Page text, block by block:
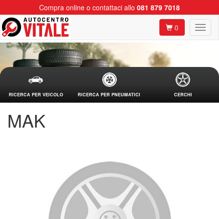
Compra online o contattaci allo 081 879 7018
0
RICERCA PER VEICOLO RICERCA PER PNEUMATICI CERCHI
MAK